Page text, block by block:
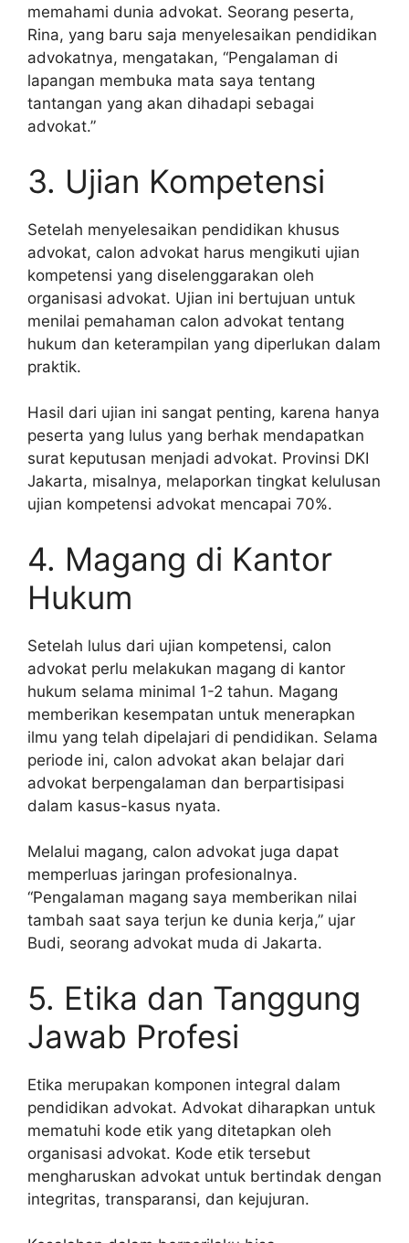
memahami dunia advokat. Seorang peserta,
Rina, yang baru saja menyelesaikan pendidikan
advokatnya, mengatakan, “Pengalaman di
lapangan membuka mata saya tentang
tantangan yang akan dihadapi sebagai
advokat.”
3. Ujian Kompetensi
Setelah menyelesaikan pendidikan khusus
advokat, calon advokat harus mengikuti ujian
kompetensi yang diselenggarakan oleh
organisasi advokat. Ujian ini bertujuan untuk
menilai pemahaman calon advokat tentang
hukum dan keterampilan yang diperlukan dalam
praktik.
Hasil dari ujian ini sangat penting, karena hanya
peserta yang lulus yang berhak mendapatkan
surat keputusan menjadi advokat. Provinsi DKI
Jakarta, misalnya, melaporkan tingkat kelulusan
ujian kompetensi advokat mencapai 70%.
4. Magang di Kantor
Hukum
Setelah lulus dari ujian kompetensi, calon
advokat perlu melakukan magang di kantor
hukum selama minimal 1-2 tahun. Magang
memberikan kesempatan untuk menerapkan
ilmu yang telah dipelajari di pendidikan. Selama
periode ini, calon advokat akan belajar dari
advokat berpengalaman dan berpartisipasi
dalam kasus-kasus nyata.
Melalui magang, calon advokat juga dapat
memperluas jaringan profesionalnya.
“Pengalaman magang saya memberikan nilai
tambah saat saya terjun ke dunia kerja,” ujar
Budi, seorang advokat muda di Jakarta.
5. Etika dan Tanggung
Jawab Profesi
Etika merupakan komponen integral dalam
pendidikan advokat. Advokat diharapkan untuk
mematuhi kode etik yang ditetapkan oleh
organisasi advokat. Kode etik tersebut
mengharuskan advokat untuk bertindak dengan
integritas, transparansi, dan kejujuran.